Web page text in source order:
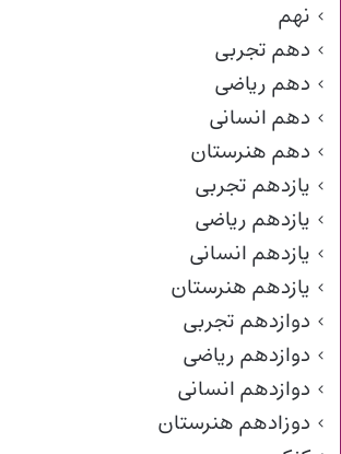
نهم
دهم تجربی
دهم ریاضی
دهم انسانی
دهم هنرستان
یازدهم تجربی
یازدهم ریاضی
یازدهم انسانی
یازدهم هنرستان
دوازدهم تجربی
دوازدهم ریاضی
دوازدهم انسانی
دوزادهم هنرستان